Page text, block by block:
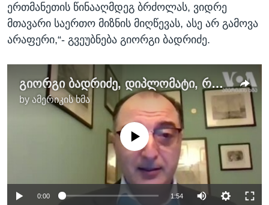
ერთმანეთის წინააღმდეგ ბრძოლას, ვიდრე
მთავარი საერთო მიზნის მიღწევას, ასე არ გამოვა
არაფერი,“- გვეუბნება გიორგი ბადრიძე.
გიორგი ბადრიძე, დიპლომატი, რონდელის ფონდის უფროსი მკვლევარი
by ამერიკის ხმა
No media source currently available
0:00 1:54